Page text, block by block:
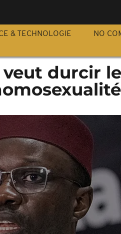
& TECHNOLOGIE NO
veut durcir